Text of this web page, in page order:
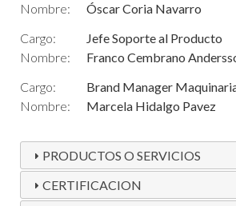
Nombre:
Óscar Coria Navarro
Cargo:
Jefe Soporte al Producto
Nombre:
Franco Cembrano
Cargo:
Brand Manager
Nombre:
Marcela Hidalgo Pavez
PRODUCTOS O SERVICIOS
CERTIFICACION